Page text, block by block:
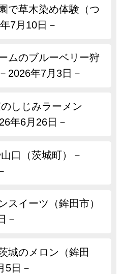
で草木染め体験（つ
7月10日－
ムのブルーベリー狩
2026年7月3日－
しじみラーメン
年6月26日－
口（茨城町）－
スイーツ（鉾田市）
－
城のメロン（鉾田
5日－